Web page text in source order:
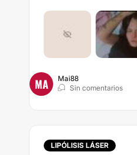
MA
Mai88
Sin comentarios
LIPÓLISIS LÁSER